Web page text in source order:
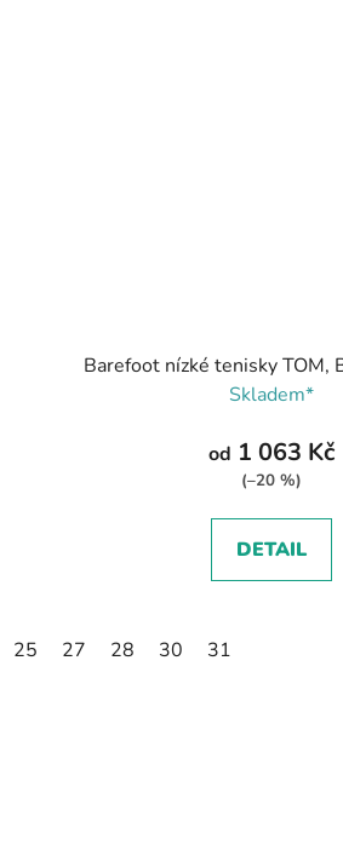
Barefoot nízké tenisky TOM,
Skladem*
od 1 063 Kč
(–20 %)
DETAIL
25 27 28 30 31